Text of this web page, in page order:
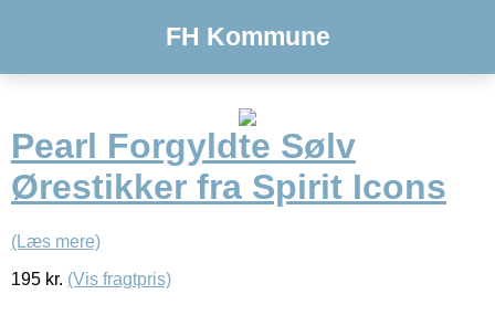
FH Kommune
Pearl Forgyldte Sølv
Ørestikker fra Spirit Icons
(Læs mere)
195 kr. (Vis fragtpris)